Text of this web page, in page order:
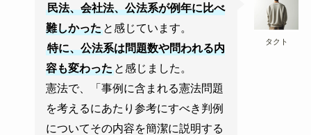
タクト
民法、会社法、公法系が例年に比べ
難しかった と感じています。
特に、公法系は問題数や問われる内
容も変わった と感じました。
憲法で、「事例に含まれる憲法問題
を考えるにあたり参考にすべき判例
についてその内容を簡潔に説明する